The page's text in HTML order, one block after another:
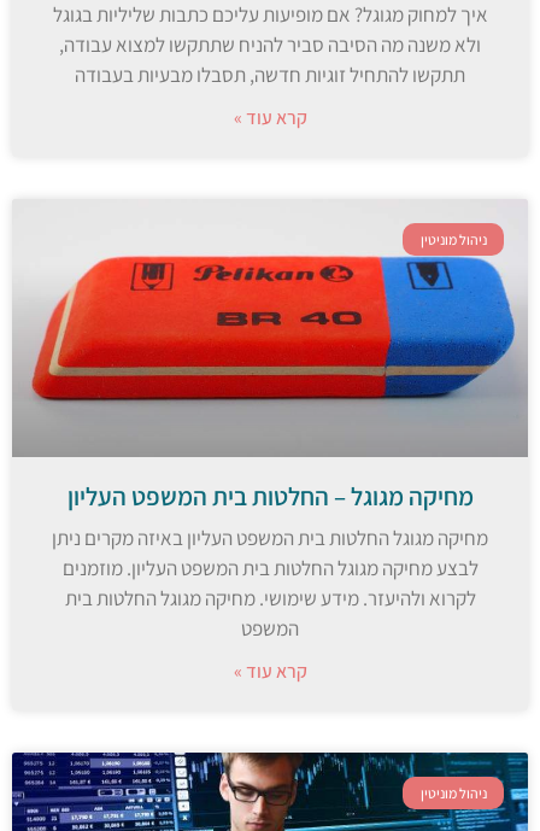
איך למחוק מגוגל? אם מופיעות עליכם כתבות שליליות בגוגל
ולא משנה מה הסיבה סביר להניח שתתקשו למצוא עבודה,
תתקשו להתחיל זוגיות חדשה, תסבלו מבעיות בעבודה
קרא עוד »
ניהול מוניטין
מחיקה מגוגל – החלטות בית המשפט העליון
מחיקה מגוגל החלטות בית המשפט העליון באיזה מקרים ניתן
לבצע מחיקה מגוגל החלטות בית המשפט העליון. מוזמנים
לקרוא ולהיעזר. מידע שימושי. מחיקה מגוגל החלטות בית
המשפט
קרא עוד »
ניהול מוניטין